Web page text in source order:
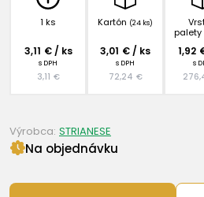
1 ks
3,11 € / ks
s DPH
3,11 €
Kartón (24 ks)
3,01 € / ks
s DPH
72,24 €
palety
1,92
s
Na objednávku
Výrobca: STRIANESE